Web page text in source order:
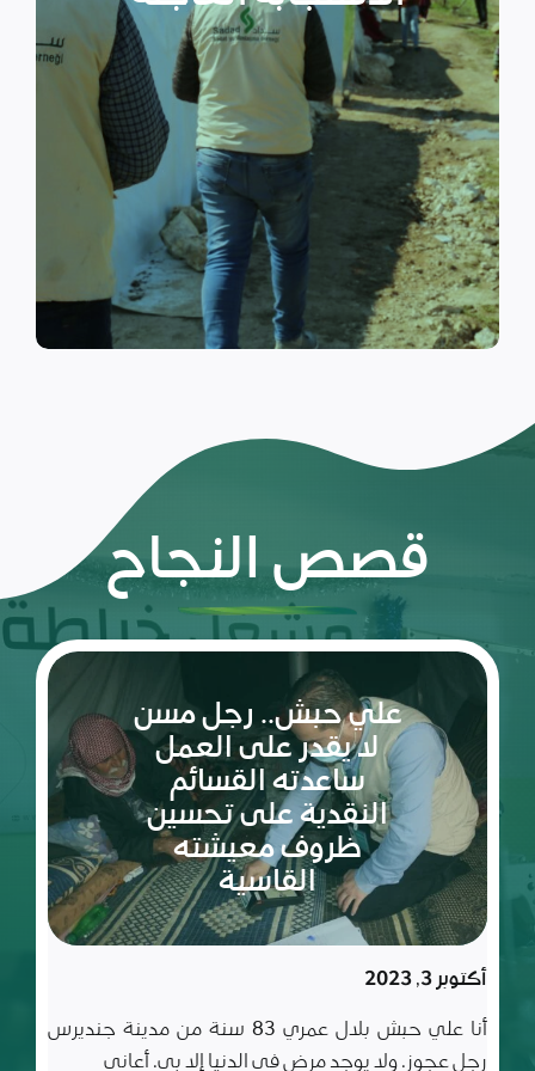
النزوح.
اقرأ المزيد
قصص النجاح
ريم:
شعلة
والإصرار
في عالم
مليء
بالتحديات
سبتمبر 10, 2023
ريم طفلة لم تكمل ربيعاها التاسع بعد، شعلة متوقدة
في العلم والأدب والأخلاق، تعيش مع أسرة تتألف من أب
وأم